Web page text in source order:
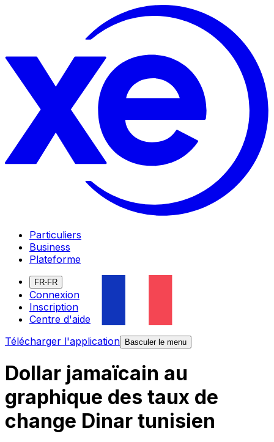
Particuliers
Business
Plateforme
FR-FR
Connexion
Inscription
Centre d'aide
Télécharger l'application
Basculer le menu
Dollar jamaïcain au
graphique des taux de
change Dinar tunisien